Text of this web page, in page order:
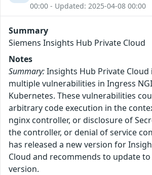
00:00 - Updated: 2025-04-08 00:00
Summary
Siemens Insights Hub Private Cloud
Notes
Summary:Insights Hub Private Cloud
multiple vulnerabilities in Ingress
Kubernetes. These vulnerabilities
arbitrary code execution in the
nginx controller, or disclosure of
the controller, or denial of service
has released a new version for
Cloud and recommends to update
version.